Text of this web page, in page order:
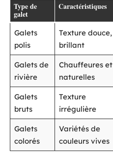
Type de
galet
Caractéristiques
Galets
polis
Texture douce,
brillant
Galets de
rivière
Chauffeures et
naturelles
Galets
bruts
Texture
irrégulière
Galets
colorés
Variétés de
couleurs vives